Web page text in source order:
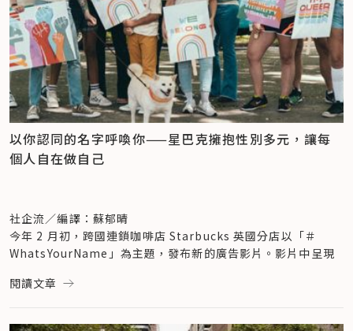
策的組織，有採用的組織在生產力或營利方面，表現都更好。
在沒有研發活動的組織中，有採納 LGBT 友善政策的組織，平
均員工產值高出 2.7%、平均利潤率高出 25%；而有投入研發
活動的組織，平均員工產值則多了 3.4%、平均利潤多
12.5%，公司價值更高出 21.1%。
另外，該研究也進一步發現，在美國沒有制定反歧視法（禁止性
別歧視）的州區，公司採納 LGBT 友善政策，會對其生產效率
帶來顯著的影響。換句話說，在性別歧視更嚴重、或者尚是普遍
現象的地區，落實友善治理，明顯對企業的幫助更大。
LGBTQ Loyalty Holdings 執行長 Bobby Blair 則
化上，都會做得更好；同時，市場表現也比對手亮眼。」
上述現象與市場轉變、大眾的價值觀念都密不可分。勤業眾信的
研究發現，不管是多元性別族群、還是異性戀消費者，都更可能
的調查中發現，相較異性戀伴侶，整體而言，同性伴侶的可支配
收入更高、且更具品牌忠誠度，擁抱友善多元因而成為具有市場
戰略意義的做法。
談及 Creatable World 的娃娃， Mattel 副總經理 Kim
Culmone 表示，「玩具是對於文化的反射。當世界各國持續讚
揚多元包容性，我們就認為是時候開始製作一些相關、不需要被
貼標籤的娃娃。根據調查，我們了解現在的孩子不希望他們的娃
娃受到性別規範。因此，這些多元包容的娃娃能讓孩子們自在地
表達自己，這也是娃娃能產生強烈共鳴的原因。我們期望
Creatable World 能讓更多人認同玩這些娃娃對小孩是有益處
的。」
對於宣導多元包容性的理念，調整娃娃的外型可能略顯微不足
道，但年輕人可以藉由這系列的娃娃塑造自我價值觀與看待世界
前模特兒、電視名人 Breanne Rice 分享自己身為一個白斑症
者的成長經歷，她說，「培養自信、喜愛自己耗費了我很長一段
時間。現在，我為身為一個白斑症者感到相當開心，並認為自己
該以開闊的心去擁抱他人。我很開心 Barbie 能幫助大家扭轉對
美的刻板印象，而我也認為這將會有助於那些對自己沒有自信的
孩子，他們能從中感到被支持與被愛。」
以你認同的名字呼喚你——星巴克擁抱性別多元，讓每
個人自在做自己
社企流／編譯：蘇郁晴
今年 2 月初，跨國連鎖咖啡店 Starbucks 英國分店以「＃
WhatsYourName」為主題，發布新的廣告影片。影片中呈現
這支廣告聚焦於一位名為 「Jemma」的青年。
Jemma 的日常生活中，大家都把他當成一個女生。從郵差、醫
生至他的親生父親，都不斷以他不喜歡的原名 Jemma 稱呼
閱讀文章